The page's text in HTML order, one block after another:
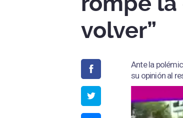
volver”
Ante la
su opinión al